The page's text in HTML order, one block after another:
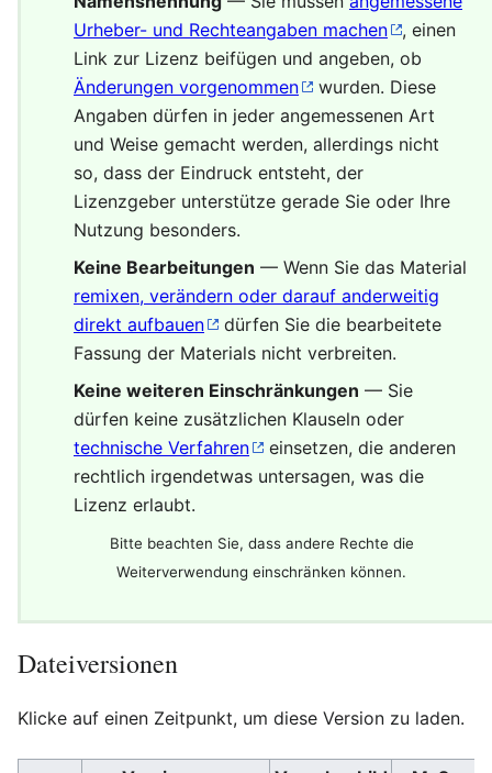
Urheber- und Rechteangaben machen
, einen
Link zur Lizenz beifügen und angeben, ob
Änderungen vorgenommen
wurden. Diese
Angaben dürfen in jeder angemessenen Art
und Weise gemacht werden, allerdings nicht
so, dass der Eindruck entsteht, der
Lizenzgeber unterstütze gerade Sie oder Ihre
Nutzung besonders.
Keine Bearbeitungen — Wenn Sie das Material
remixen, verändern oder darauf anderweitig
direkt aufbauen
dürfen Sie die bearbeitete
Fassung der Materials nicht verbreiten.
Keine weiteren Einschränkungen — Sie
dürfen keine zusätzlichen Klauseln oder
technische Verfahren
einsetzen, die anderen
rechtlich irgendetwas untersagen, was die
Lizenz erlaubt.
Bitte beachten Sie, dass andere Rechte die
Weiterverwendung einschränken können.
Dateiversionen
Klicke auf einen Zeitpunkt, um diese Version zu laden.